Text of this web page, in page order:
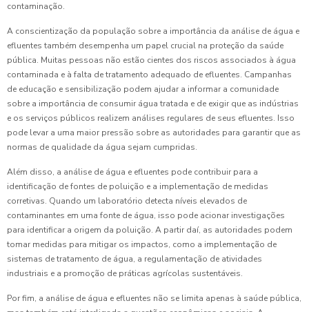
contaminação.
A conscientização da população sobre a importância da análise de água e
efluentes também desempenha um papel crucial na proteção da saúde
pública. Muitas pessoas não estão cientes dos riscos associados à água
contaminada e à falta de tratamento adequado de efluentes. Campanhas
de educação e sensibilização podem ajudar a informar a comunidade
sobre a importância de consumir água tratada e de exigir que as indústrias
e os serviços públicos realizem análises regulares de seus efluentes. Isso
pode levar a uma maior pressão sobre as autoridades para garantir que as
normas de qualidade da água sejam cumpridas.
Além disso, a análise de água e efluentes pode contribuir para a
identificação de fontes de poluição e a implementação de medidas
corretivas. Quando um laboratório detecta níveis elevados de
contaminantes em uma fonte de água, isso pode acionar investigações
para identificar a origem da poluição. A partir daí, as autoridades podem
tomar medidas para mitigar os impactos, como a implementação de
sistemas de tratamento de água, a regulamentação de atividades
industriais e a promoção de práticas agrícolas sustentáveis.
Por fim, a análise de água e efluentes não se limita apenas à saúde pública,